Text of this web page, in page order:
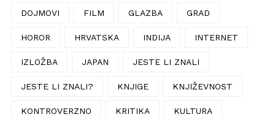
DOJMOVI FILM GLAZBA GRAD
HOROR HRVATSKA INDIJA INTERNET
IZLOŽBA JAPAN JESTE LI ZNALI
JESTE LI ZNALI? KNJIGE KNJIŽEVNOST
KONTROVERZNO KRITIKA KULTURA